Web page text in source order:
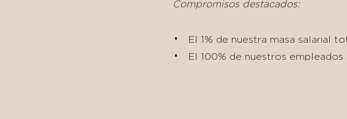
Compromisos destacados:
El 1% de nuestra masa salarial
El 100% de nuestros